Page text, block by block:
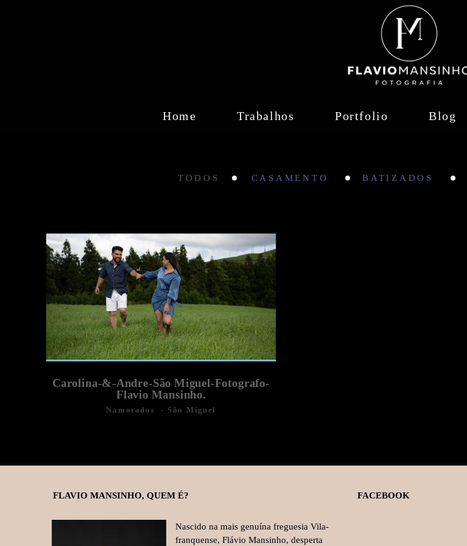
Home Trabalhos Portfolio Blog
TODOS CASAMENTO BATIZADOS
Carolina-&-Andre-São Miguel-Fotografo-
Flavio Mansinho.
Namorados São Miguel
FLAVIO MANSINHO, QUEM É?
Nascido na mais genuína freguesia Vila-
franquense, Flávio Mansinho, desperta
FACEBOOK